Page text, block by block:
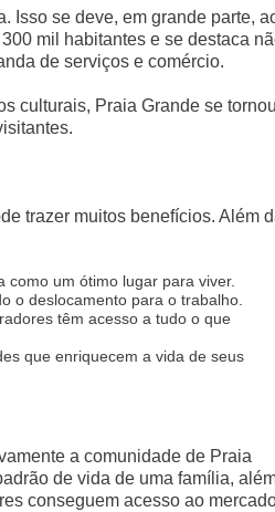
Isso se deve, em grande parte,
mil habitantes e se destaca
de serviços e comércio.
culturais, Praia Grande se
trazer muitos benefícios. Além
como um ótimo lugar para viver.
o deslocamento para o trabalho.
têm acesso a tudo o que
que enriquecem a vida de seus
a comunidade de Praia
de vida de uma família,
conseguem acesso ao